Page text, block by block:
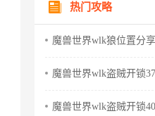
热门攻略
魔兽世界wlk狼位置分
魔兽世界wlk盗贼开锁
魔兽世界wlk盗贼开锁